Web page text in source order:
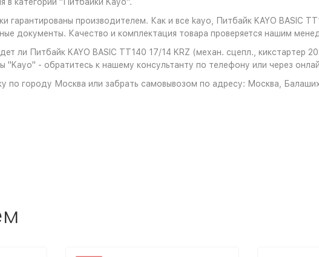
в категории "Питбайки Kayo".
гарантированы производителем. Как и все kayo, Питбайк KAYO BASIC
документы. Качество и комплектация товара проверяется нашим
ли Питбайк KAYO BASIC TT140 17/14 KRZ (механ. сцепл., кикстартер
"Kayo" - обратитесь к нашему консультанту по телефону или через
по городу Москва или забрать самовывозом по адресу: Москва,